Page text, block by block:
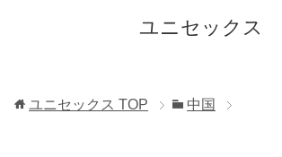
ユニセックス
ユニセックス TOP 中国